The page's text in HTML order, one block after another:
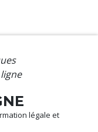
légale et